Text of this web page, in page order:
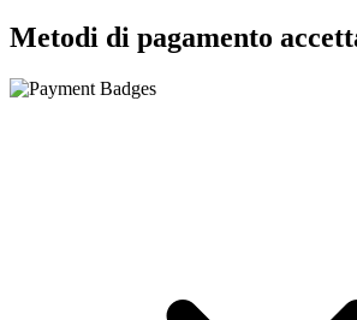
Metodi di pagamento